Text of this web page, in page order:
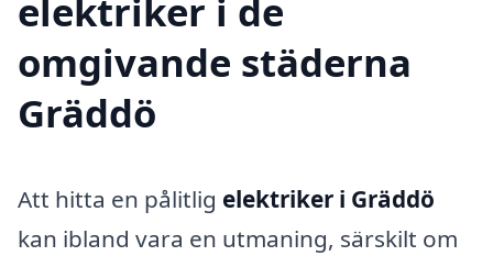
elektriker i de
omgivande städerna
Gräddö
Att hitta en pålitlig elektriker i Gräddö
kan ibland vara en utmaning, särskilt om